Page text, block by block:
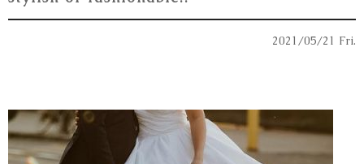
2021/05/21 Fri.